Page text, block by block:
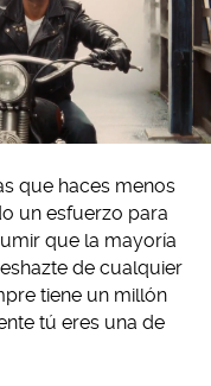
que haces menos
un esfuerzo para
que la mayoría
de cualquier
tiene un millón
tú eres una de